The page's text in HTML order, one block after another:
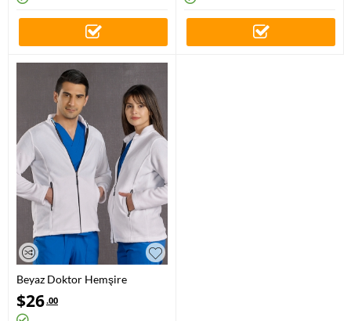
Beyaz Doktor Hemşire
Medikal Polar Ceket Polar
Kumaş
$26.00